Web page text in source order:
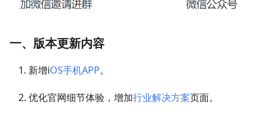
一、版本更新内容
新增iOS手机APP。
优化官网细节体验，增加行业解决方案页面。